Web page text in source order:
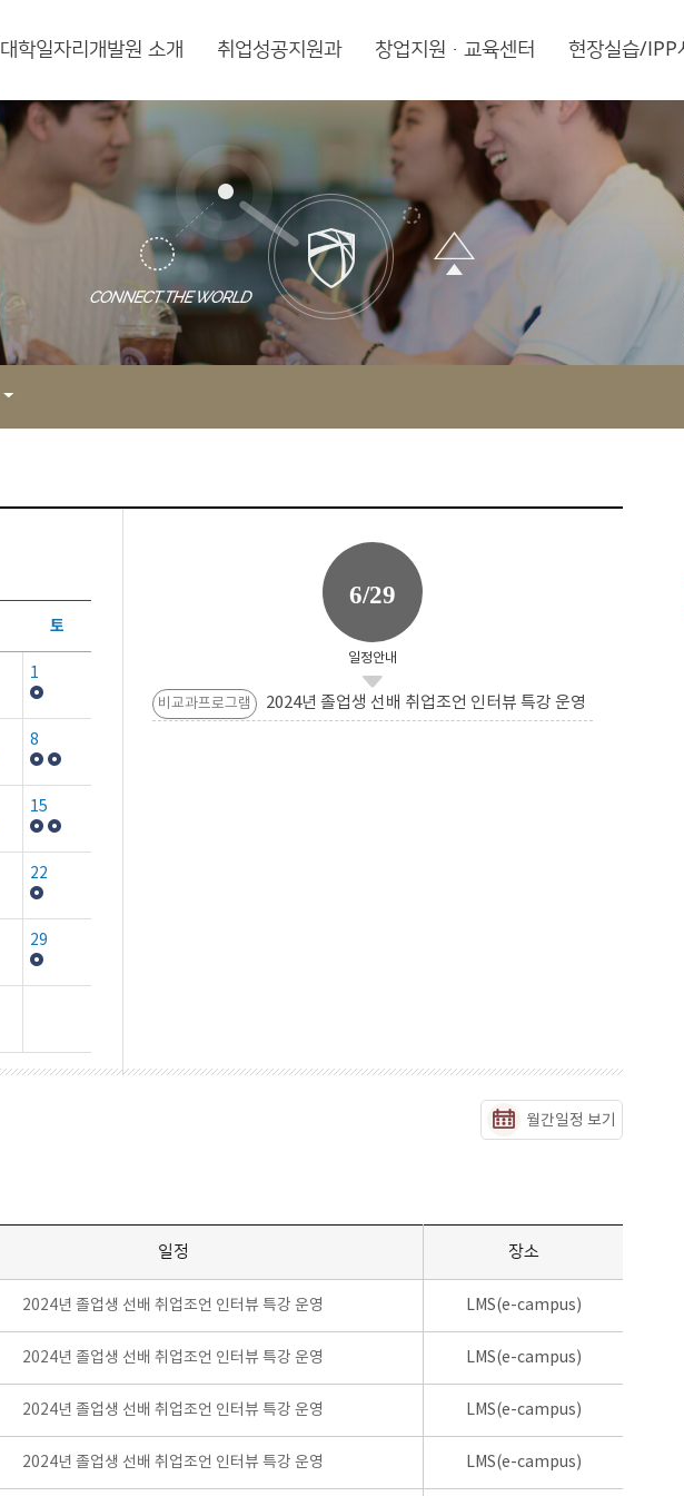
대학일자리개발원 소개 취업성공지원과 창업지원·교육센터 현장실습/IPP
토
1
8
15
22
29
6/29
일정안내
비교과프로그램 2024년 졸업생 선배 취업조언 인터뷰 특강 운영
월간일정 보기
일정 장소
2024년 졸업생 선배 취업조언 인터뷰 특강 운영 LMS(e-campus)
2024년 졸업생 선배 취업조언 인터뷰 특강 운영 LMS(e-campus)
2024년 졸업생 선배 취업조언 인터뷰 특강 운영 LMS(e-campus)
2024년 졸업생 선배 취업조언 인터뷰 특강 운영 LMS(e-campus)